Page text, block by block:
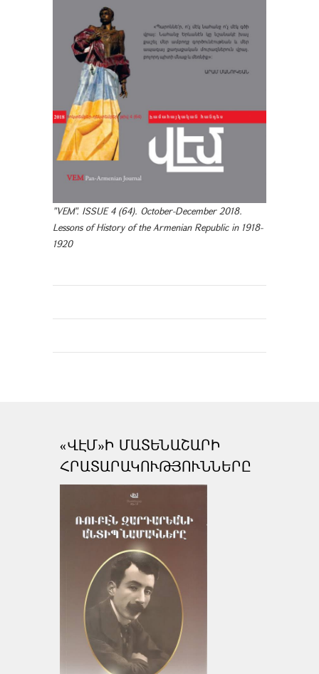
"VEM". ISSUE 4 (64). October-December 2018.
Lessons of History of the Armenian Republic in 1918-
1920
«ՎԷՄ»Ի ՄԱՏԵՆԱՇԱՐԻ
ՀՐԱՏԱՐԱԿՈՒԹՅՈՒՆՆԵՐԸ